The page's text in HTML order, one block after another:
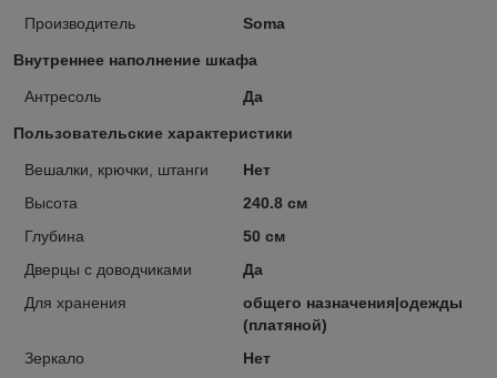
Производитель Soma
Внутреннее наполнение шкафа
Антресоль Да
Пользовательские характеристики
Вешалки, крючки, штанги
Нет
Высота
240.8 см
Глубина
50 см
Дверцы с доводчиками
Да
Для хранения
общего назначения|одежды
(платяной)
Зеркало
Нет